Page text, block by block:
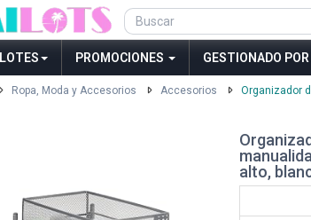
LOTES PROMOCIONES GESTIONADO
Ropa, Moda y Accesorios Accesorios Organizador
alto,